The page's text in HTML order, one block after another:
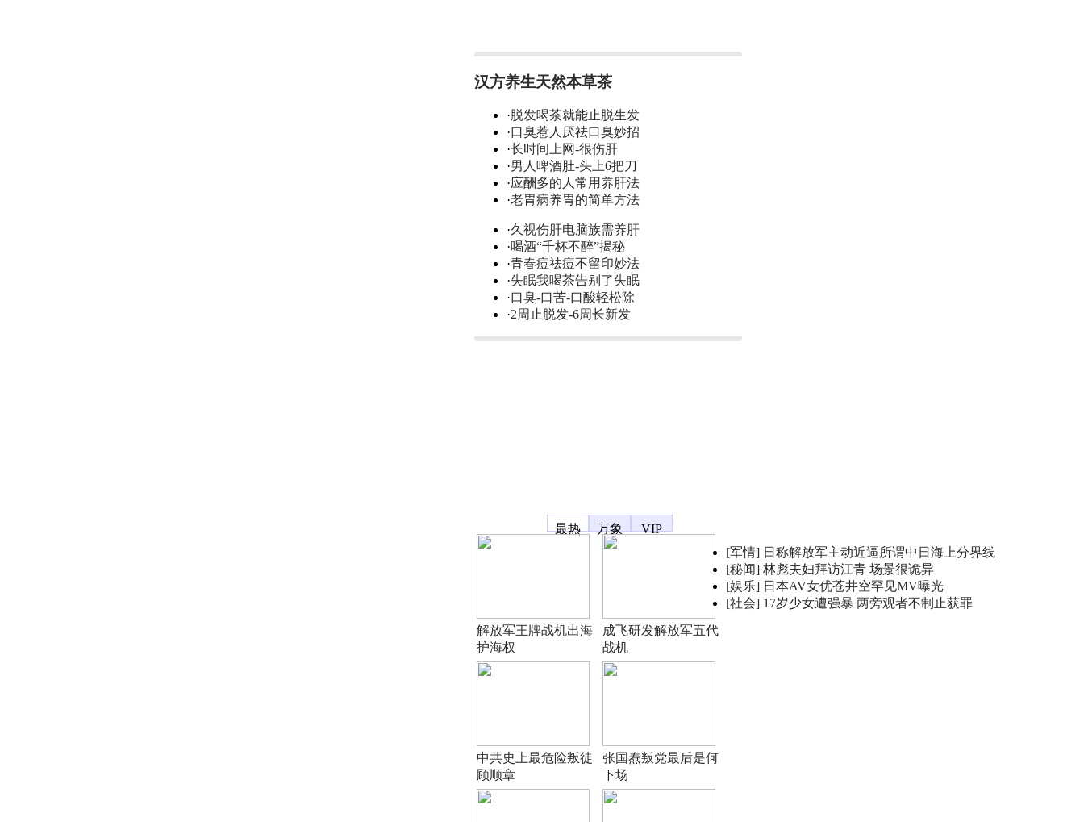
汉方养生天然本草茶
·脱发喝茶就能止脱生发
·口臭惹人厌祛口臭妙招
·长时间上网-很伤肝
·男人啤酒肚-头上6把刀
·应酬多的人常用养肝法
·老胃病养胃的简单方法
·久视伤肝电脑族需养肝
·喝酒“千杯不醉”揭秘
·青春痘祛痘不留印妙法
·失眠我喝茶告别了失眠
·口臭-口苦-口酸轻松除
·2周止脱发-6周长新发
最热
万象 VIP
解放军王牌战机出海
护海权
成飞研发解放军五代
战机
中共史上最危险叛徒
顾顺章
张国焘叛党最后是何
下场
[军情] 日称解放军主动近逼所谓中日海上分界线
[秘闻] 林彪夫妇拜访江青 场景很诡异
[娱乐] 日本AV女优苍井空罕见MV曝光
[社会] 17岁少女遭强暴 两旁观者不制止获罪